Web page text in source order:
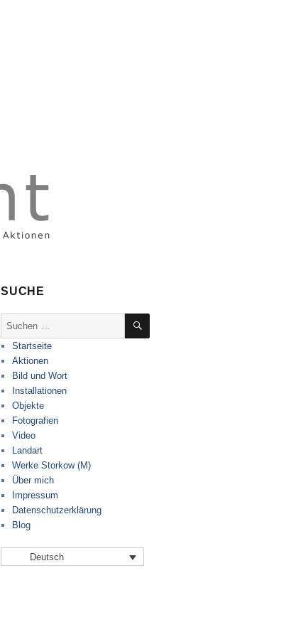
SUCHE
Suche
SUCHEN
Startseite
Aktionen
Bild und Wort
Installationen
Objekte
Fotografien
Video
Landart
Werke Storkow (M)
Über mich
Impressum
Datenschutzerklärung
Blog
Deutsch